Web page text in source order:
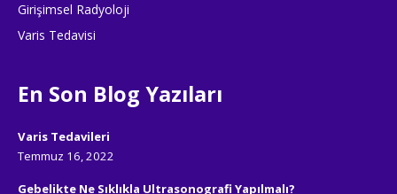
Girişimsel Radyoloji
Varis Tedavisi
En Son Blog Yazıları
Varis Tedavileri
Temmuz 16, 2022
Gebelikte Ne Sıklıkla Ultrasonografi Yapılmalı?